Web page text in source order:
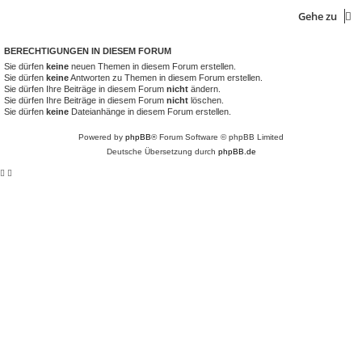
Gehe zu
BERECHTIGUNGEN IN DIESEM FORUM
Sie dürfen keine neuen Themen in diesem Forum erstellen.
Sie dürfen keineAntworten zu Themen in diesem Forum erstellen.
Sie dürfen Ihre Beiträge in diesem Forum nicht ändern.
Sie dürfen Ihre Beiträge in diesem Forum nicht löschen.
Sie dürfen keine Dateianhänge in diesem Forum erstellen.
Powered by phpBB® Forum Software © phpBB Limited
Deutsche Übersetzung durch phpBB.de